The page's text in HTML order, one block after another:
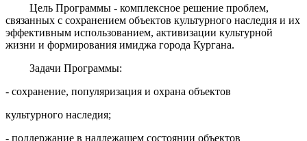
Цель Программы - комплексное решение проблем,
связанных с сохранением объектов культурного наследия и их
эффективным использованием, активизации культурной
жизни и формирования имиджа города Кургана.
Задачи Программы:
- сохранение, популяризация и охрана объектов
культурного наследия;
- поддержание в надлежащем состоянии объектов